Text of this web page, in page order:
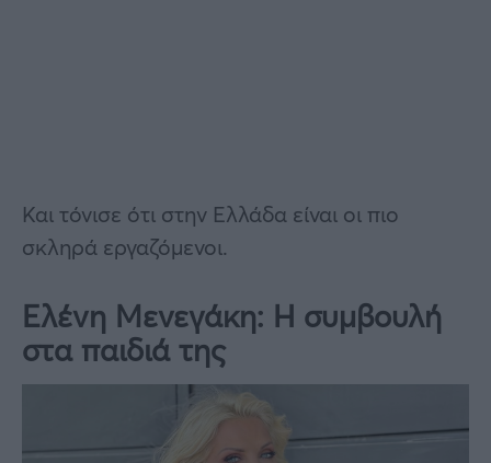
Και τόνισε ότι στην Ελλάδα είναι οι πιο
σκληρά εργαζόμενοι.
Ελένη Μενεγάκη: Η συμβουλή
στα παιδιά της